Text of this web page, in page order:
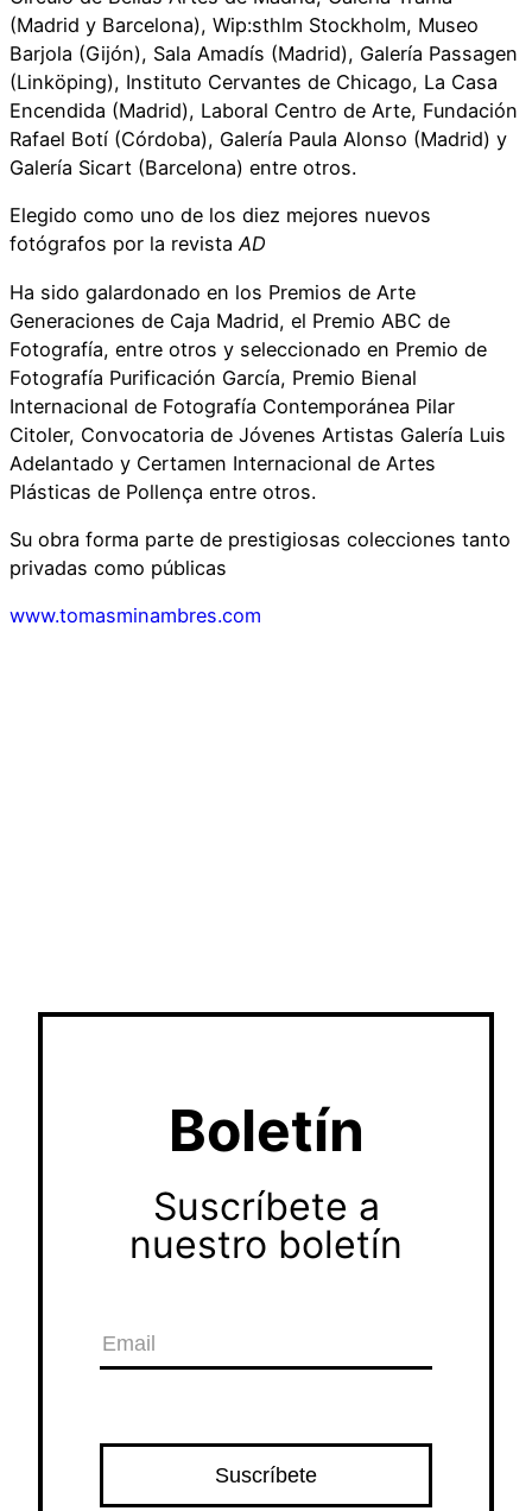
(Madrid y Barcelona), Wip:sthlm Stockholm, Museo
Barjola (Gijón), Sala Amadís (Madrid), Galería Passagen
(Linköping), Instituto Cervantes de Chicago, La Casa
Encendida (Madrid), Laboral Centro de Arte, Fundación
Rafael Botí (Córdoba), Galería Paula Alonso (Madrid) y
Galería Sicart (Barcelona) entre otros.
Elegido como uno de los diez mejores nuevos
fotógrafos por la revistaAD
Ha sido galardonado en los Premios de Arte
Generaciones de Caja Madrid, el Premio ABC de
Fotografía, entre otros y seleccionado en Premio de
Fotografía Purificación García, Premio Bienal
Internacional de Fotografía Contemporánea Pilar
Citoler, Convocatoria de Jóvenes Artistas Galería Luis
Adelantado y Certamen Internacional de Artes
Plásticas de Pollença entre otros.
Su obra forma parte de prestigiosas colecciones tanto
privadas como públicas
www.tomasminambres.com
Boletín
Suscríbete a
nuestro boletín